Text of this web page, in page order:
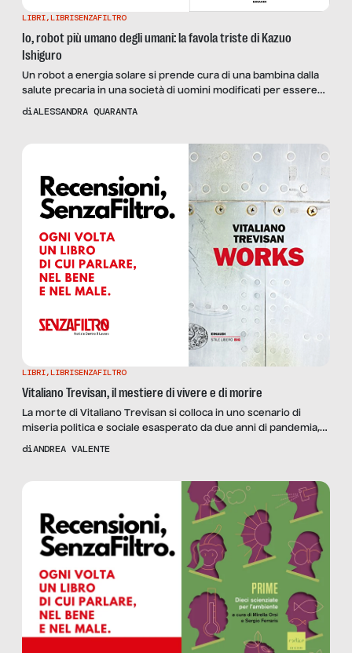
LIBRI,LIBRISENZAFILTRO
Io, robot più umano degli umani: la favola triste di Kazuo
Ishiguro
Un robot a energia solare si prende cura di una bambina dalla
salute precaria in una società di uomini modificati per essere
ultraperformanti; una delicata riflessione sul significato di
diALESSANDRA QUARANTA
LIBRI,LIBRISENZAFILTRO
Vitaliano Trevisan, il mestiere di vivere e di morire
La morte di Vitaliano Trevisan si colloca in uno scenario di
miseria politica e sociale esasperato da due anni di pandemia,
che coinvolge anche la cultura del lavoro. La nostra recensione
diANDREA VALENTE